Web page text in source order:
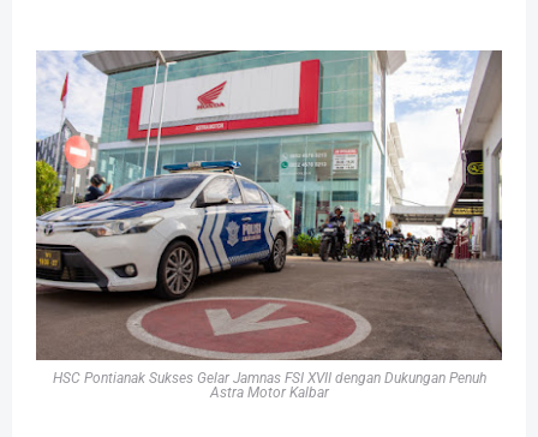
HSC Pontianak Sukses Gelar Jamnas FSI XVII dengan Dukungan Penuh
Astra Motor Kalbar